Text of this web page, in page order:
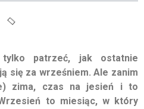
patrzeć, jak ostatnie
się za wrześniem. Ale zanim
zima, czas na jesień i to
to miesiąc, w który